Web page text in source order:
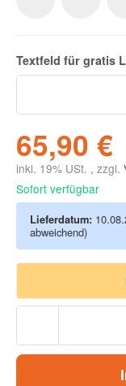
Textfeld für gratis
65,90 €
inkl. 19% USt. , zzgl.
Sofort verfügbar
Lieferdatum:
abweichend)